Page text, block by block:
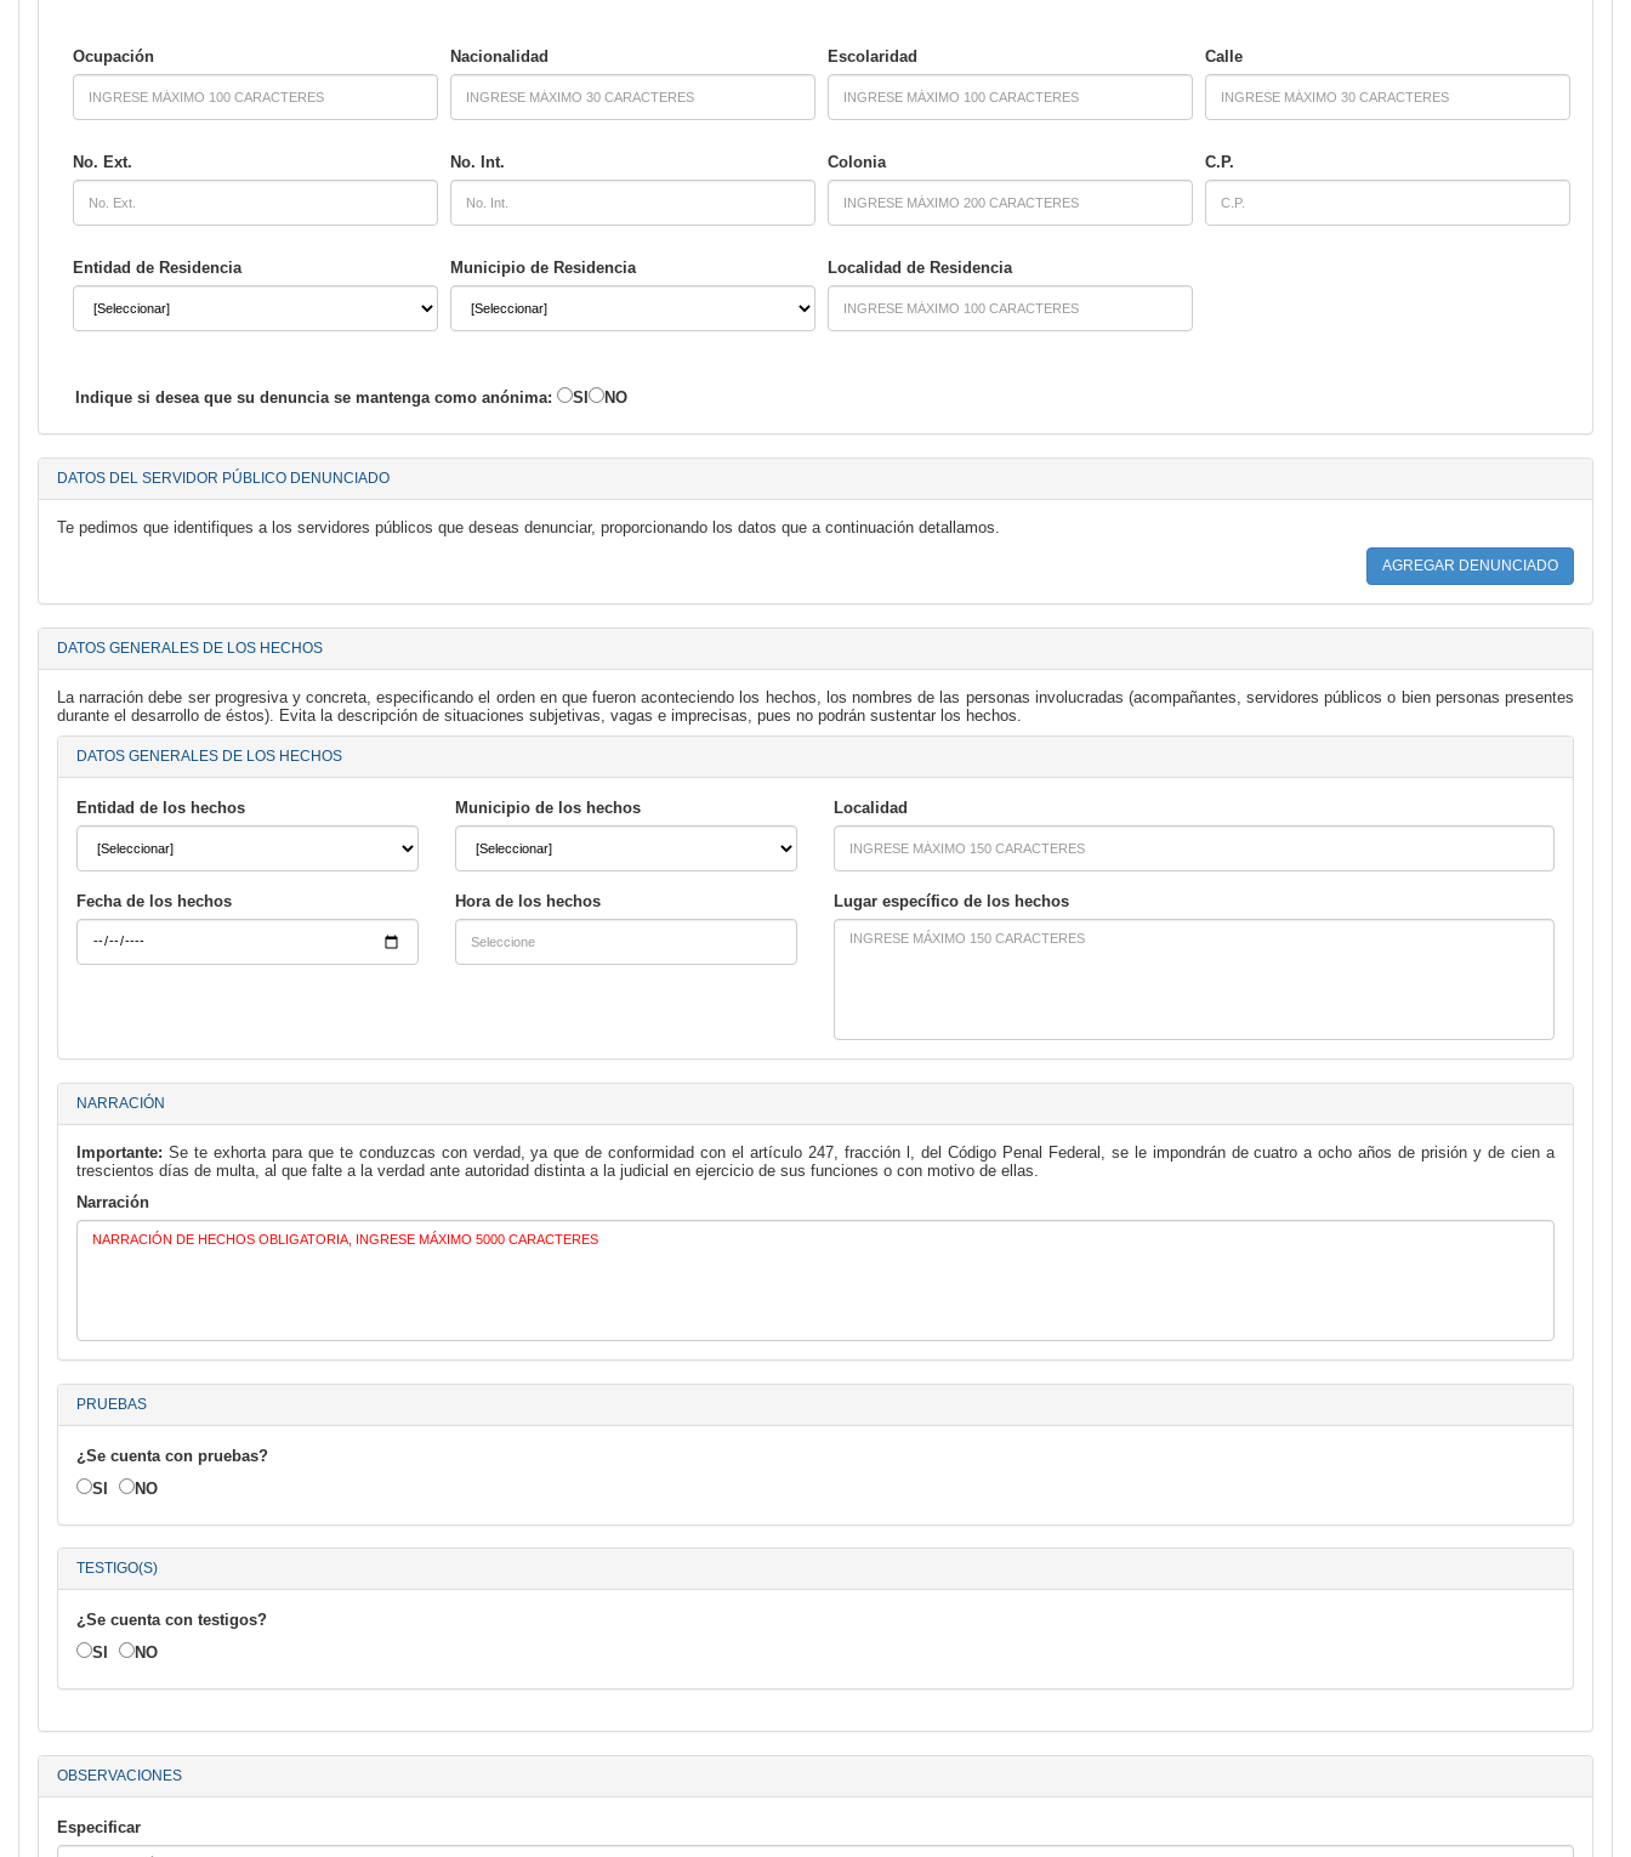
Ocupación Nacionalidad Escolaridad Calle
No. Ext. No. Int. Colonia C.P.
Entidad de Residencia Municipio de Residencia Localidad de Residencia
Indique si desea que su denuncia se mantenga como anónima: SI NO
DATOS DEL SERVIDOR PÚBLICO DENUNCIADO
Te pedimos que identifiques a los servidores públicos que deseas denunciar, proporcionando los datos que a continuación detallamos.
DATOS GENERALES DE LOS HECHOS
La narración debe ser progresiva y concreta, especificando el orden en que fueron aconteciendo los hechos, los nombres de las personas involucradas (acompañantes, servidores públicos o bien personas presentes
durante el desarrollo de éstos). Evita la descripción de situaciones subjetivas, vagas e imprecisas, pues no podrán sustentar los hechos.
DATOS GENERALES DE LOS HECHOS
Entidad de los hechos Municipio de los hechos Localidad
Fecha de los hechos Hora de los hechos Lugar específico de los hechos
NARRACIÓN
Importante: Se te exhorta para que te conduzcas con verdad, ya que de conformidad con el artículo 247, fracción l, del Código Penal Federal, se le impondrán de cuatro a ocho años de prisión y de cien a
trescientos días de multa, al que falte a la verdad ante autoridad distinta a la judicial en ejercicio de sus funciones o con motivo de ellas.
Narración
PRUEBAS
¿Se cuenta con pruebas?
SI
NO
TESTIGO(S)
¿Se cuenta con testigos?
SI
NO
OBSERVACIONES
Especificar